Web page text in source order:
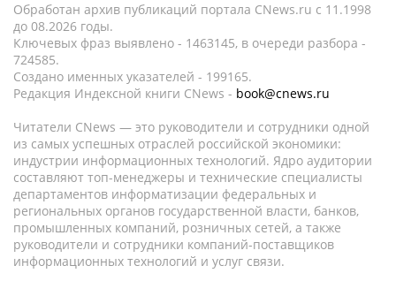
Обработан архив публикаций портала CNews.ru c 11.1998
до 08.2026 годы.
Ключевых фраз выявлено - 1463145, в очереди разбора -
724585.
Создано именных указателей - 199165.
Редакция Индексной книги CNews - book@cnews.ru
Читатели CNews — это руководители и сотрудники одной
из самых успешных отраслей российской экономики:
индустрии информационных технологий. Ядро аудитории
составляют топ-менеджеры и технические специалисты
департаментов информатизации федеральных и
региональных органов государственной власти, банков,
промышленных компаний, розничных сетей, а также
руководители и сотрудники компаний-поставщиков
информационных технологий и услуг связи.